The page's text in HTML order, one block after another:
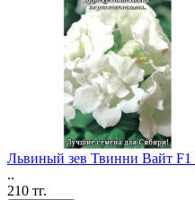
Львиный зев Твинни Вайт
..
210 тг.